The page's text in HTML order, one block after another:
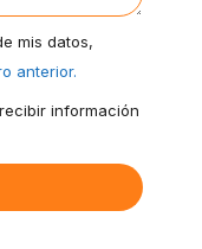
mis datos,
anterior.
información